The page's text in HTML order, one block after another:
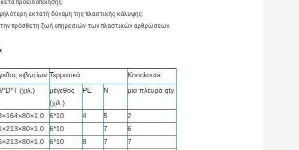
προειδοποίησης.
εκτατή δύναμη της πλαστικής κάλυψης.
την πρόσθετη ζωή υπηρεσιών των πλαστικών αρθρώσεων.
κιβωτίων Τερματικά
Knockouts
(χιλ.)
μέγεθος
(χιλ.)
PE Ν μια πλευρά qty
6*10 4 5
2
6*10 7
6
6*10 8 7
7